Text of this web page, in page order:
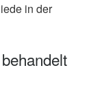
in der